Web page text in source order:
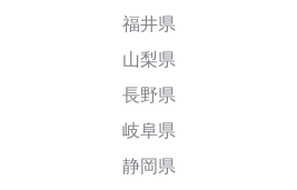
福井県
山梨県
長野県
岐阜県
静岡県